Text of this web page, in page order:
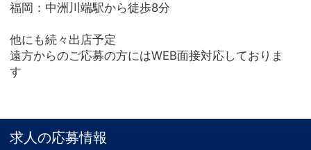
福岡：中洲川端駅から徒歩8分
他にも続々出店予定
遠方からのご応募の方にはWEB面接対応しておりま
す
求人の応募情報